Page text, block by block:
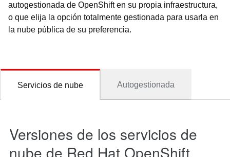
autogestionada de OpenShift en su propia infraestructura,
o que elija la opción totalmente gestionada para usarla en
la nube pública de su preferencia.
Versiones de los servicios de
nube de Red Hat OpenShift